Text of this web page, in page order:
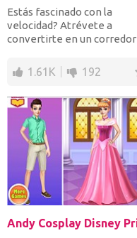
Estás fascinado con la
velocidad? Atrévete a
convertirte en un corredor
de...
1.61K 192